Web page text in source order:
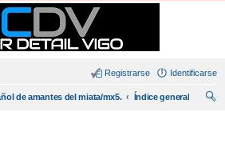
Identificarse
Registrarse
de amantes del miata/mx5.
Índice general